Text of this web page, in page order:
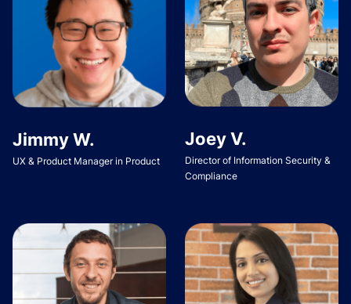
Jimmy W.
UX & Product Manager in Product
Joey V.
Director of Information Security &
Compliance